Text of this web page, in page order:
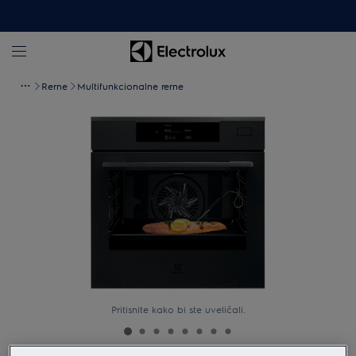
Rerne Multifunkcionalne rerne
Pritisnite kako bi ste uveličali.